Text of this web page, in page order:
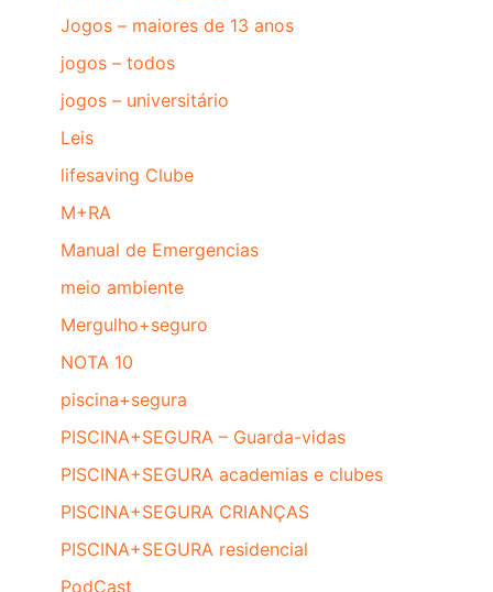
Jogos – maiores de 13 anos
jogos – todos
jogos – universitário
Leis
lifesaving Clube
M+RA
Manual de Emergencias
meio ambiente
Mergulho+seguro
NOTA 10
piscina+segura
PISCINA+SEGURA – Guarda-vidas
PISCINA+SEGURA academias e clubes
PISCINA+SEGURA CRIANÇAS
PISCINA+SEGURA residencial
PodCast